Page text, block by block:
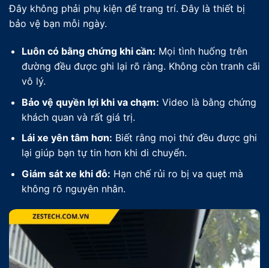
Đây không phải phụ kiện để trang trí. Đây là thiết bị
bảo vệ bạn mỗi ngày.
Luôn có bằng chứng khi cần: Mọi tình huống trên
đường đều được ghi lại rõ ràng. Không còn tranh cãi
vô lý.
Bảo vệ quyền lợi khi va chạm: Video là bằng chứng
khách quan và rất giá trị.
Lái xe yên tâm hơn: Biết rằng mọi thứ đều được ghi
lại giúp bạn tự tin hơn khi di chuyển.
Giám sát xe khi đỗ: Hạn chế rủi ro bị va quẹt mà
không rõ nguyên nhân.